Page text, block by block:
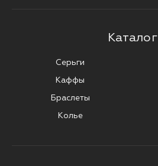
Каталог
Серьги
Каффы
Браслеты
Колье